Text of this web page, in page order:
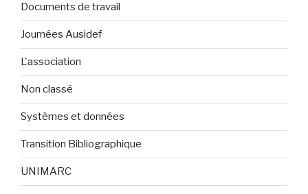
Documents de travail
Journées Ausidef
L'association
Non classé
Systèmes et données
Transition Bibliographique
UNIMARC